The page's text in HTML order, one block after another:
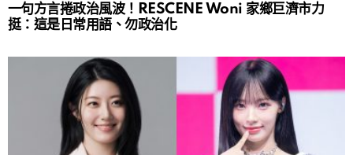
一句方言捲政治風波！RESCENE Woni 家鄉巨濟市力
挺：這是日常用語、勿政治化